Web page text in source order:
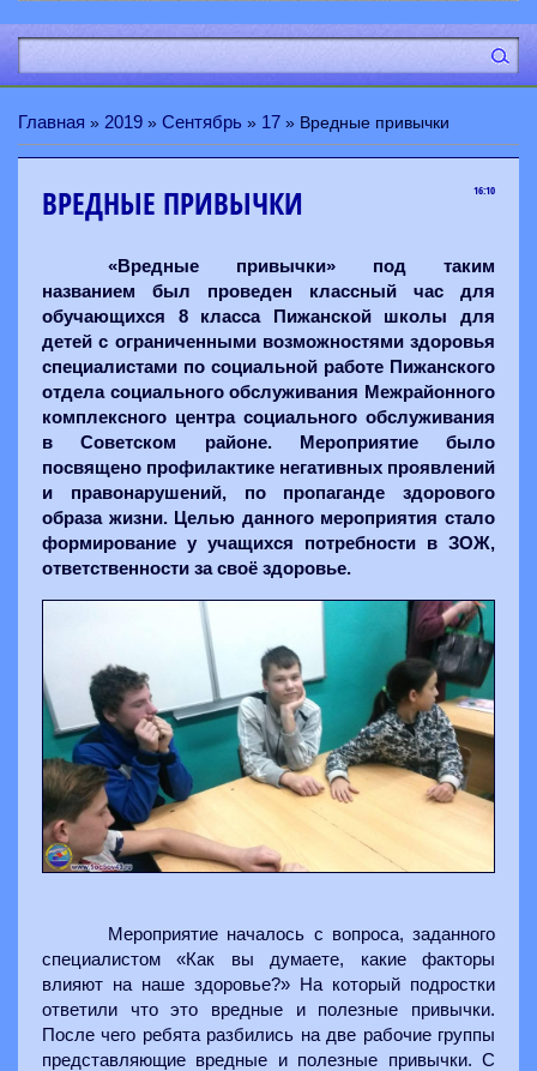
Главная » 2019 » Сентябрь » 17 » Вредные привычки
16:10
ВРЕДНЫЕ ПРИВЫЧКИ
«Вредные привычки» под таким
названием был проведен классный час для
обучающихся 8 класса Пижанской школы для
детей с ограниченными возможностями здоровья
специалистами по социальной работе Пижанского
отдела социального обслуживания Межрайонного
комплексного центра социального обслуживания
в Советском районе. Мероприятие было
посвящено профилактике негативных проявлений
и правонарушений, по пропаганде здорового
образа жизни. Целью данного мероприятия стало
формирование у учащихся потребности в ЗОЖ,
ответственности за своё здоровье.
Мероприятие началось с вопроса, заданного
специалистом «Как вы думаете, какие факторы
влияют на наше здоровье?» На который подростки
ответили что это вредные и полезные привычки.
После чего ребята разбились на две рабочие группы
представляющие вредные и полезные привычки. С